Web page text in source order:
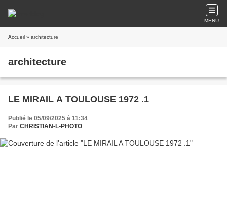
MENU
Accueil » architecture
architecture
LE MIRAIL A TOULOUSE 1972 .1
Publié le 05/09/2025 à 11:34
Par CHRISTIAN•L•PHOTO